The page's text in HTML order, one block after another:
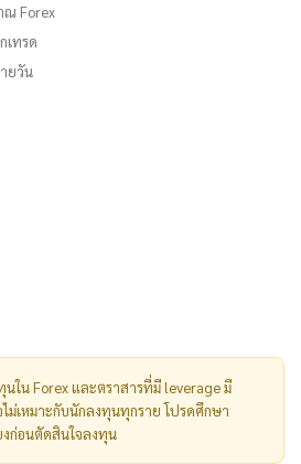
Forex
เทรด
ยวัน
นใน Forex และตราสารที่มี leverage มี
ม่เหมาะกับนักลงทุนทุกราย โปรดศึกษา
ก่อนตัดสินใจลงทุน